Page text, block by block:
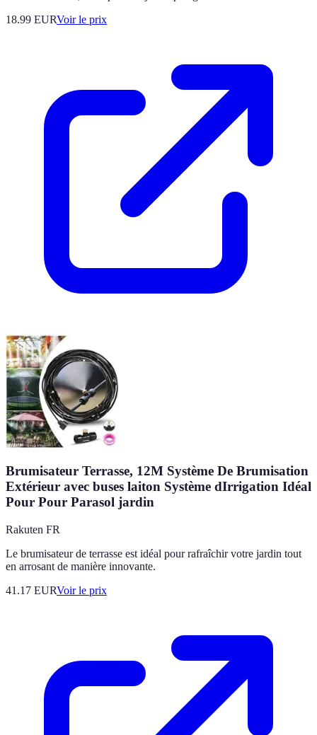
18.99 EURVoir le prix
Brumisateur Terrasse, 12M Système De Brumisation
Extérieur avec buses laiton Système dIrrigation Idéal
Pour Pour Parasol jardin
Rakuten FR
Le brumisateur de terrasse est idéal pour rafraîchir votre jardin tout
en arrosant de manière innovante.
41.17 EURVoir le prix